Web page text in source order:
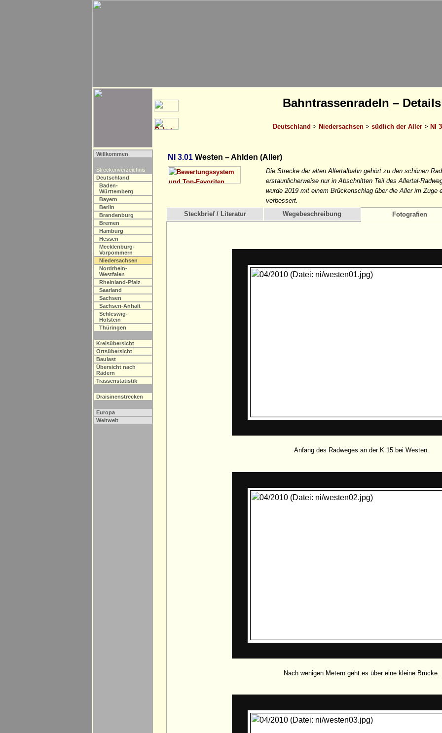
Bahntrassenradeln – Details
Deutschland > Niedersachsen> südlich der Aller> NI
Willkommen
Streckenverzeichnis
Deutschland
Baden-
Württemberg
Bayern
Berlin
Brandenburg
Bremen
Hamburg
Hessen
Mecklenburg-
Vorpommern
Niedersachsen
Nordrhein-
Westfalen
Rheinland-Pfalz
Saarland
Sachsen
Sachsen-Anhalt
Schleswig-
Holstein
Thüringen
Kreisübersicht
Ortsübersicht
Baulast
Übersicht nach
Rädern
Trassenstatistik
Draisinenstrecken
Europa
Weltweit
NI 3.01 Westen – Ahlden (Aller)
Die Strecke der alten Allertalbahn gehört zu den schönen
erstaunlicherweise nur in Abschnitten Teil des Allertal-
wurde 2019 mit einem Brückenschlag über die Aller im Zuge
verbessert.
Steckbrief / Literatur
Wegebeschreibung Fotografien
Anfang des Radweges an der K 15 bei Westen.
Nach wenigen Metern geht es über eine kleine Brücke.